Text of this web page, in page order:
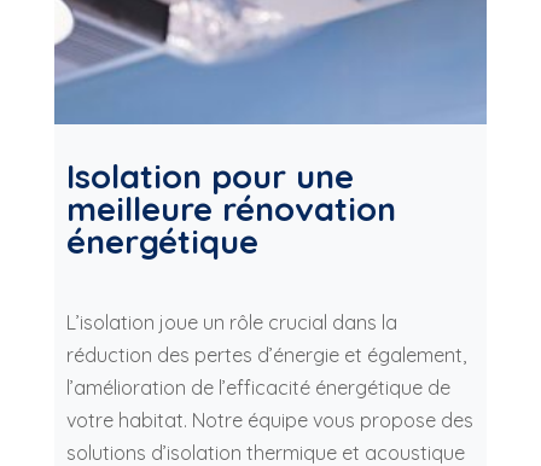
Isolation pour une
meilleure rénovation
énergétique
L’isolation joue un rôle crucial dans la
réduction des pertes d’énergie et également,
l’amélioration de l’efficacité énergétique de
votre habitat. Notre équipe vous propose des
solutions d’isolation thermique et acoustique